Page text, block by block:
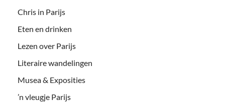
Chris in Parijs
Eten en drinken
Lezen over Parijs
Literaire wandelingen
Musea & Exposities
’n vleugje Parijs